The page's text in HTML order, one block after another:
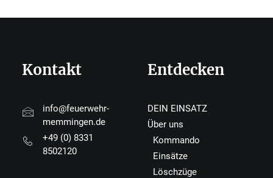
Kontakt
info@feuerwehr-
memmingen.de
+49 (0) 8331
8502120
Entdecken
DEIN EINSATZ
Über uns
Kommando
Einsätze
Löschzüge